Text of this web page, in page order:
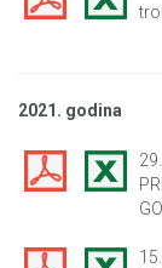
2021. godina